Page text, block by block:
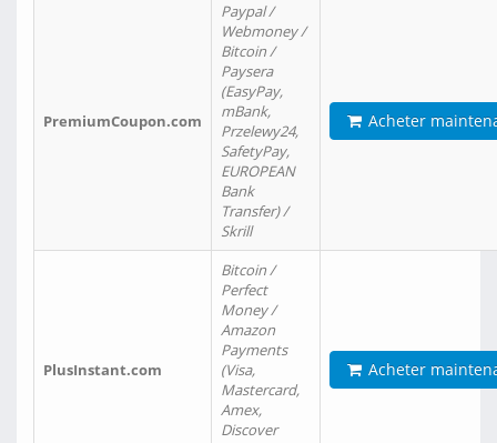
PremiumCoupon.com
Paypal /
Webmoney /
Bitcoin /
Paysera
(EasyPay,
mBank,
Przelewy24,
SafetyPay,
EUROPEAN
Bank
Transfer) /
Skrill
Acheter
PlusInstant.com
Bitcoin /
Perfect
Money /
Amazon
Payments
(Visa,
Mastercard,
Amex,
Discover
Acheter